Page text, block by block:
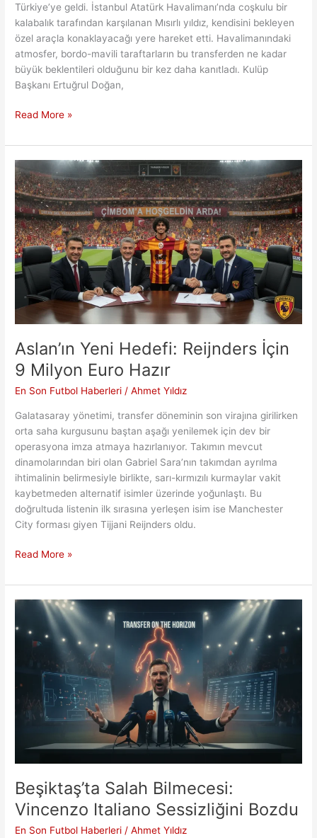
Türkiye’ye geldi. İstanbul Atatürk Havalimanı’nda coşkulu bir
kalabalık tarafından karşılanan Mısırlı yıldız, kendisini bekleyen
özel araçla konaklayacağı yere hareket etti. Havalimanındaki
atmosfer, bordo-mavili taraftarların bu transferden ne kadar
büyük beklentileri olduğunu bir kez daha kanıtladı. Kulüp
Başkanı Ertuğrul Doğan,
Bordo
Ekipte
Salah
Dönemi
Resmen
Başlıyor
Read More »
Aslan’ın Yeni Hedefi: Reijnders İçin
9 Milyon Euro Hazır
En Son Futbol Haberleri /Ahmet Yıldız
Galatasaray yönetimi, transfer döneminin son virajına girilirken
orta saha kurgusunu baştan aşağı yenilemek için dev bir
operasyona imza atmaya hazırlanıyor. Takımın mevcut
dinamolarından biri olan Gabriel Sara’nın takımdan ayrılma
ihtimalinin belirmesiyle birlikte, sarı-kırmızılı kurmaylar vakit
kaybetmeden alternatif isimler üzerinde yoğunlaştı. Bu
doğrultuda listenin ilk sırasına yerleşen isim ise Manchester
City forması giyen Tijjani Reijnders oldu.
Aslan’ın
Hedefi:
Reijnders
9
Milyon
Read More »
Beşiktaş’ta Salah Bilmecesi:
Vincenzo Italiano Sessizliğini Bozdu
En Son Futbol Haberleri /Ahmet Yıldız